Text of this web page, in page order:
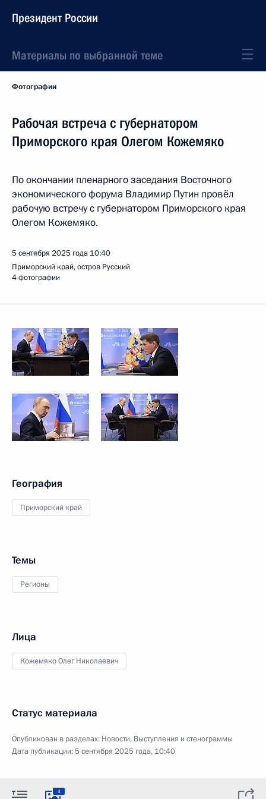
Президент России
Материалы по выбранной теме
Фотографии
Рабочая встреча с губернатором
Приморского края Олегом Кожемяко
По окончании пленарного заседания Восточного
экономического форума Владимир Путин провёл
рабочую встречу с губернатором Приморского края
Олегом Кожемяко.
5 сентября 2025 года 10:40
Приморский край, остров Русский
4 фотографии
География
Приморский край
Темы
Регионы
Лица
Кожемяко Олег Николаевич
Статус материала
Опубликован в разделах: Новости, Выступления и стенограммы
Дата публикации:5 сентября 2025 года, 10:40
4